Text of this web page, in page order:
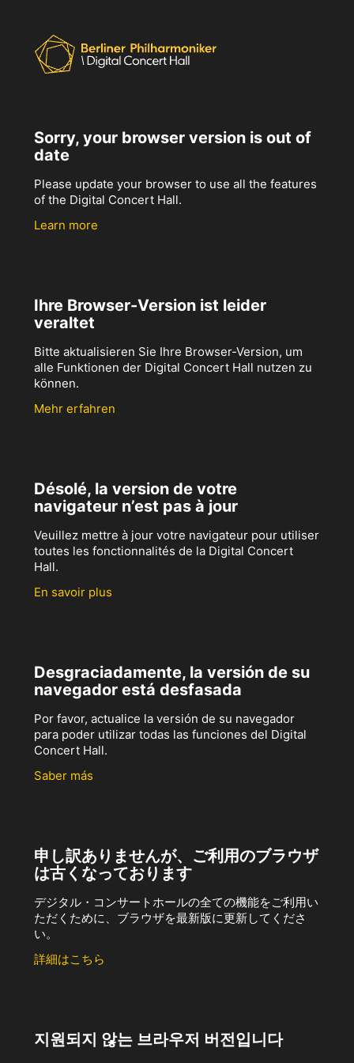
Sorry, your browser version is out of
date
Please update your browser to use all the features
of the Digital Concert Hall.
Learn more
Ihre Browser-Version ist leider
veraltet
Bitte aktualisieren Sie Ihre Browser-Version, um
alle Funktionen der Digital Concert Hall nutzen zu
können.
Mehr erfahren
Désolé, la version de votre
navigateur n’est pas à jour
Veuillez mettre à jour votre navigateur pour utiliser
toutes les fonctionnalités de la Digital Concert
Hall.
En savoir plus
Desgraciadamente, la versión de su
navegador está desfasada
Por favor, actualice la versión de su navegador
para poder utilizar todas las funciones del Digital
Concert Hall.
Saber más
申し訳ありませんが、ご利用のブラウザ
は古くなっております
デジタル・コンサートホールの全ての機能をご利用い
ただくために、ブラウザを最新版に更新してくださ
い。
詳細はこちら
지원되지 않는 브라우저 버전입니다